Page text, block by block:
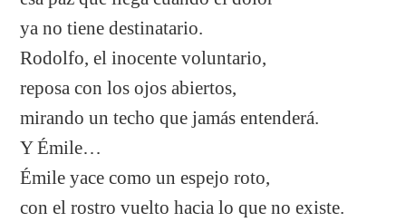
ya no tiene destinatario.
Rodolfo, el inocente voluntario,
reposa con los ojos abiertos,
mirando un techo que jamás entenderá.
Y Émile…
Émile yace como un espejo roto,
con el rostro vuelto hacia lo que no existe.